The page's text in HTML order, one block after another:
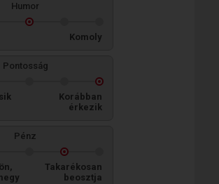
Humor
Komoly
Pontosság
Korábban
érkezik
Pénz
Takarékosan
beosztja